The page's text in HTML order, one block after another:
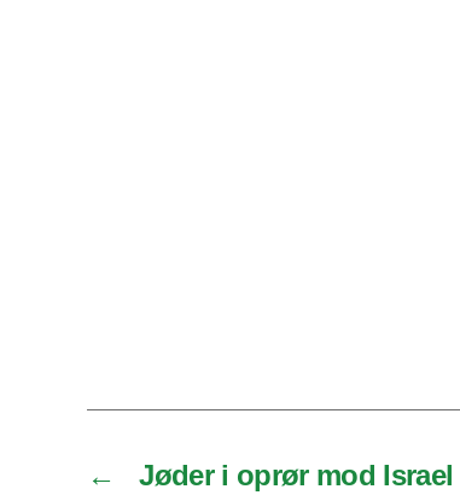
← Jøder i oprør mod Israel